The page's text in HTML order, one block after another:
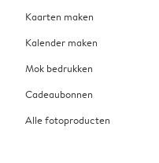
Kaarten maken
Kalender maken
Mok bedrukken
Cadeaubonnen
Alle fotoproducten